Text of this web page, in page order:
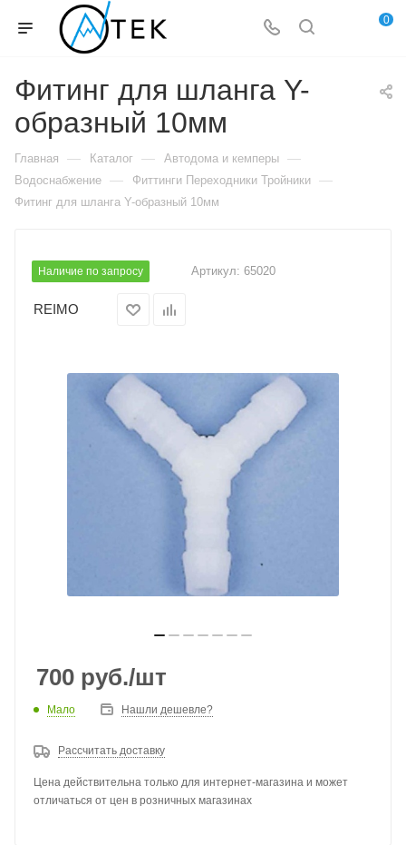
0
Фитинг для шланга Y-
образный 10мм
Главная — Каталог — Автодома и кемперы —
Водоснабжение — Фиттинги Переходники Тройники —
Фитинг для шланга Y-образный 10мм
Наличие по запросу Артикул: 65020
REIMO
700 руб./шт
Мало Нашли дешевле?
Рассчитать доставку
Цена действительна только для интернет-магазина и может
отличаться от цен в розничных магазинах